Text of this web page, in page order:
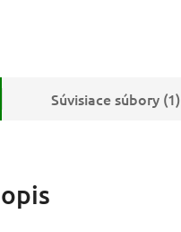
Súvisiace súbory (1)